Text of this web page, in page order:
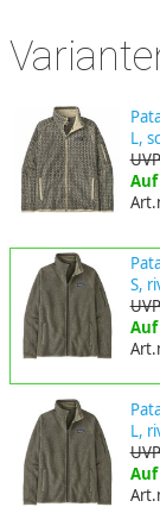
L,
Auf
S,
Auf
L,
Auf